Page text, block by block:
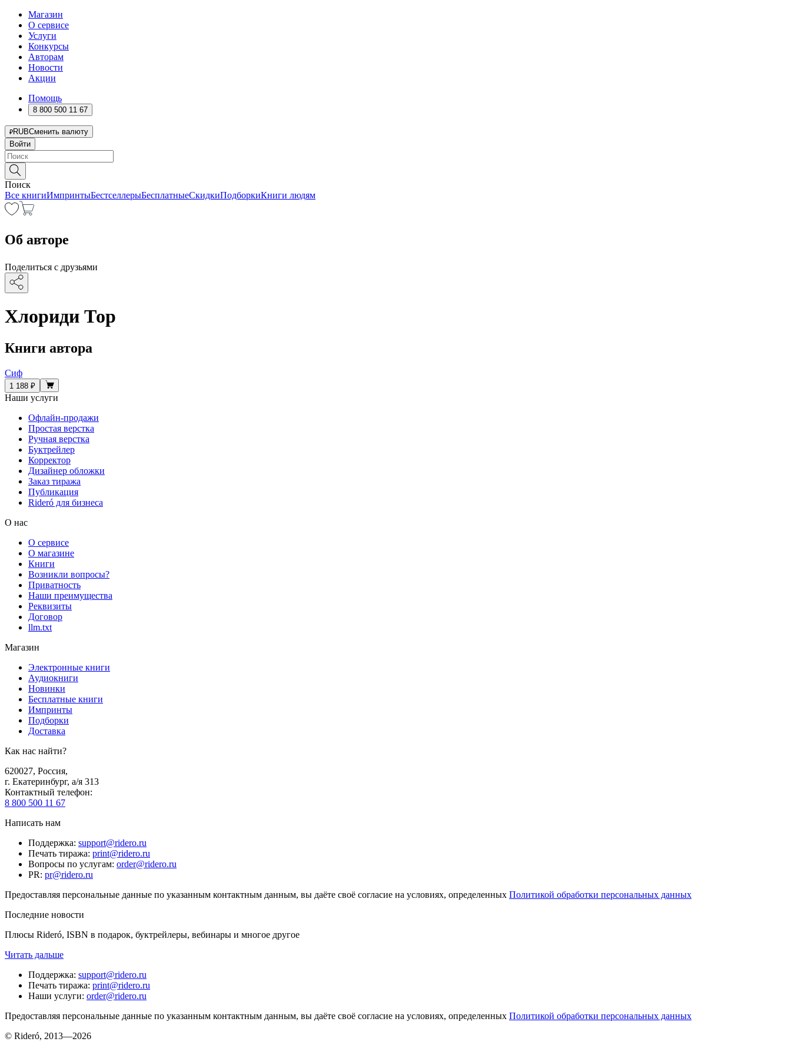
Магазин
О сервисе
Услуги
Конкурсы
Авторам
Новости
Акции
Помощь
8 800 500 11 67
RUBСменить валюту
Войти
Поиск
Все книгиИмпринтыБестселлерыБесплатныеСкидкиПодборкиКниги людям
Об авторе
Поделиться с друзьями
Хлориди Тор
Книги автора
Сиф
1 188 ₽
Наши услуги
Офлайн-продажи
Простая верстка
Ручная верстка
Буктрейлер
Корректор
Дизайнер обложки
Заказ тиража
Публикация
Rideró для бизнеса
О нас
О сервисе
О магазине
Книги
Возникли вопросы?
Приватность
Наши преимущества
Реквизиты
Договор
llm.txt
Магазин
Электронные книги
Аудиокниги
Новинки
Бесплатные книги
Импринты
Подборки
Доставка
Как нас найти?
620027, Россия,
г. Екатеринбург, а/я 313
Контактный телефон:
8 800 500 11 67
Написать нам
Поддержка: support@ridero.ru
Печать тиража: print@ridero.ru
Вопросы по услугам: order@ridero.ru
PR: pr@ridero.ru
Предоставляя персональные данные по указанным контактным данным, вы даёте своё согласие на условиях, определенных Политикой обработки персональных данных
Последние новости
Плюсы Rideró, ISBN в подарок, буктрейлеры, вебинары и многое другое
Читать дальше
Поддержка: support@ridero.ru
Печать тиража: print@ridero.ru
Наши услуги: order@ridero.ru
Предоставляя персональные данные по указанным контактным данным, вы даёте своё согласие на условиях, определенных Политикой обработки персональных данных
© Rideró, 2013—2026